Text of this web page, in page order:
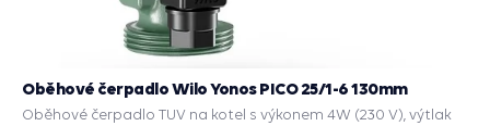
Oběhové čerpadlo Wilo Yonos PICO 25/1-6 130mm
Oběhové čerpadlo TUV na kotel s výkonem 4W (230 V), výtlak